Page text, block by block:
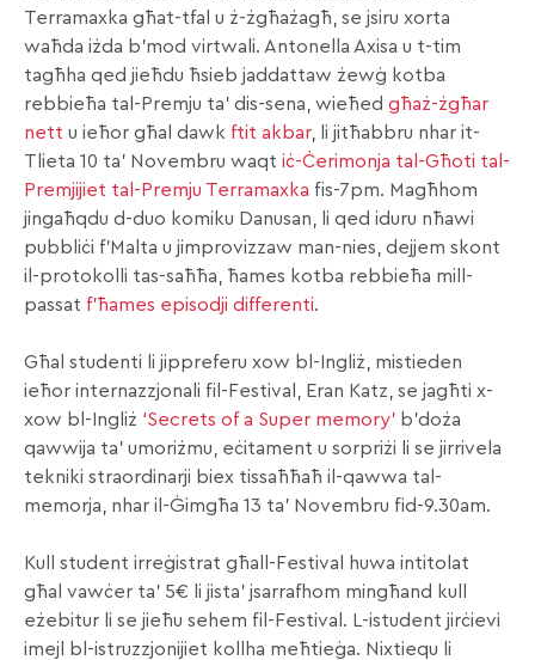
Terramaxka għat-tfal u ż-żgħażagħ, se jsiru xorta
waħda iżda b’mod virtwali. Antonella Axisa u t-tim
tagħha qed jieħdu ħsieb jaddattaw żewġ kotba
rebbieħa tal-Premju ta’ dis-sena, wieħed għaż-żgħar
nett u ieħor għal dawk ftit akbar, li jitħabbru nhar it-
Tlieta 10 ta’ Novembru waqt iċ-Ċerimonja tal-Għoti tal-
Premjijiet tal-Premju Terramaxka fis-7pm. Magħhom
jingaħqdu d-duo komiku Danusan, li qed iduru nħawi
pubbliċi f’Malta u jimprovizzaw man-nies, dejjem skont
il-protokolli tas-saħħa, ħames kotba rebbieħa mill-
passat f’ħames episodji differenti.
Għal studenti li jippreferu xow bl-Ingliż, mistieden
ieħor internazzjonali fil-Festival, Eran Katz, se jagħti x-
xow bl-Ingliż ‘Secrets of a Super memory’ b’doża
qawwija ta’ umoriżmu, eċitament u sorpriżi li se jirrivela
tekniki straordinarji biex tissaħħaħ il-qawwa tal-
memorja, nhar il-Ġimgħa 13 ta’ Novembru fid-9.30am.
Kull student irreġistrat għall-Festival huwa intitolat
għal vawċer ta’ 5€ li jista’ jsarrafhom mingħand kull
eżebitur li se jieħu sehem fil-Festival. L-istudent jirċievi
imejl bl-istruzzjonijiet kollha meħtieġa. Nixtiequ li